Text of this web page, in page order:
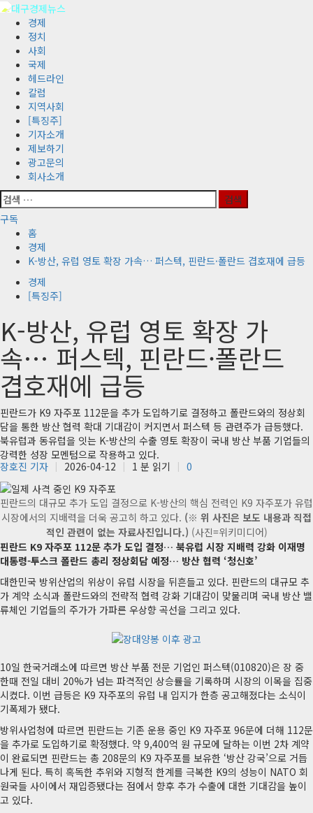
콘
경제
정치
사회
국제
헤드라인
칼럼
지역사회
[특징주]
기자소개
제보하기
광고문의
회사소개
검
색:
구독
홈
경제
K-방산, 유럽 영토 확장 가속… 퍼스텍, 핀란드·폴란드 겹호재에 급등
경제
[특징주]
K-방산, 유럽 영토 확장 가
속… 퍼스텍, 핀란드·폴란드
겹호재에 급등
핀란드가 K9 자주포 112문을 추가 도입하기로 결정하고 폴란드와의 정상회
담을 통한 방산 협력 확대 기대감이 커지면서 퍼스텍 등 관련주가 급등했다.
북유럽과 동유럽을 잇는 K-방산의 수출 영토 확장이 국내 방산 부품 기업들의
강력한 성장 모멘텀으로 작용하고 있다.
장호진 기자
2026-04-12 1 분 읽기 0
핀란드의 대규모 추가 도입 결정으로 K-방산의 핵심 전력인 K9 자주포가 유럽
시장에서의 지배력을 더욱 공고히 하고 있다. (※ 위 사진은 보도 내용과 직접
적인 관련이 없는 자료사진입니다.) (사진=위키미디어)
핀란드 K9 자주포 112문 추가 도입 결정… 북유럽 시장 지배력 강화 이재명
대통령-투스크 폴란드 총리 정상회담 예정… 방산 협력 ‘청신호’
대한민국 방위산업의 위상이 유럽 시장을 뒤흔들고 있다. 핀란드의 대규모 추
가 계약 소식과 폴란드와의 전략적 협력 강화 기대감이 맞물리며 국내 방산 밸
류체인 기업들의 주가가 가파른 우상향 곡선을 그리고 있다.
10일 한국거래소에 따르면 방산 부품 전문 기업인 퍼스텍(010820)은 장 중
한때 전일 대비 20%가 넘는 파격적인 상승률을 기록하며 시장의 이목을 집중
시켰다. 이번 급등은 K9 자주포의 유럽 내 입지가 한층 공고해졌다는 소식이
기폭제가 됐다.
방위사업청에 따르면 핀란드는 기존 운용 중인 K9 자주포 96문에 더해 112문
을 추가로 도입하기로 확정했다. 약 9,400억 원 규모에 달하는 이번 2차 계약
이 완료되면 핀란드는 총 208문의 K9 자주포를 보유한 ‘방산 강국’으로 거듭
나게 된다. 특히 혹독한 추위와 지형적 한계를 극복한 K9의 성능이 NATO 회
원국들 사이에서 재입증됐다는 점에서 향후 추가 수출에 대한 기대감을 높이
고 있다.